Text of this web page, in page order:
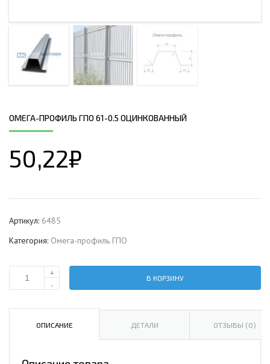
ОМЕГА-ПРОФИЛЬ ГПО 61-0.5 ОЦИНКОВАННЫЙ
50,22₽
Артикул: 6485
Категория: Омега-профиль ГПО
Количество
профиль
+
-
В КОРЗИНУ
ОПИСАНИЕ ДЕТАЛИ ОТЗЫВЫ (0)